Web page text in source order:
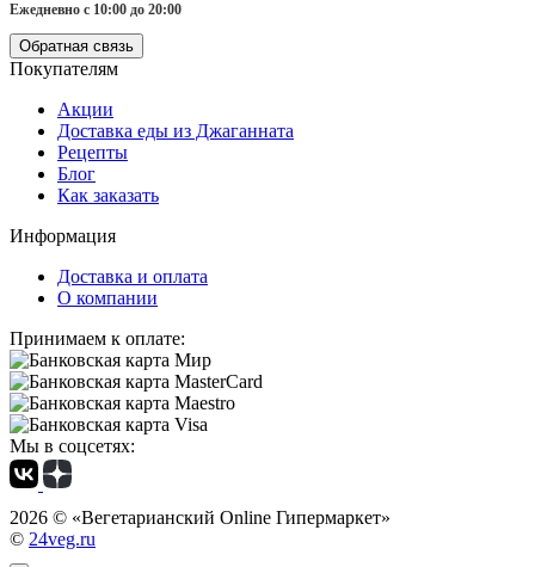
Ежедневно с 10:00 до 20:00
Обратная связь
Покупателям
Акции
Доставка еды из Джаганната
Рецепты
Блог
Как заказать
Информация
Доставка и оплата
О компании
Принимаем к оплате:
Мы в соцсетях:
2026 © «Вегетарианский Online Гипермаркет»
© 24veg.ru